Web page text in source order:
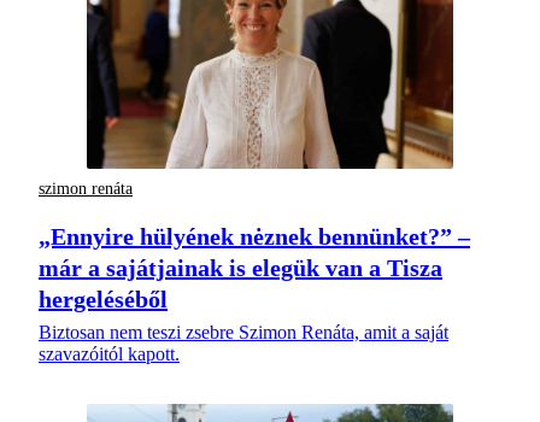
szimon renáta
„Ennyire hülyének nėznek bennünket?” –
már a sajátjainak is elegük van a Tisza
hergeléséből
Biztosan nem teszi zsebre Szimon Renáta, amit a saját
szavazóitól kapott.